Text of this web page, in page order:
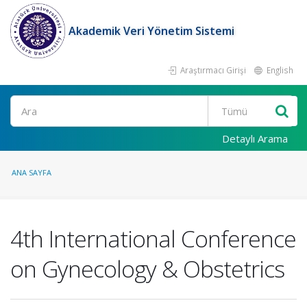
Akademik Veri Yönetim Sistemi
Araştırmacı Girişi English
Ara
Detaylı Arama
ANA SAYFA
4th International Conference
on Gynecology & Obstetrics